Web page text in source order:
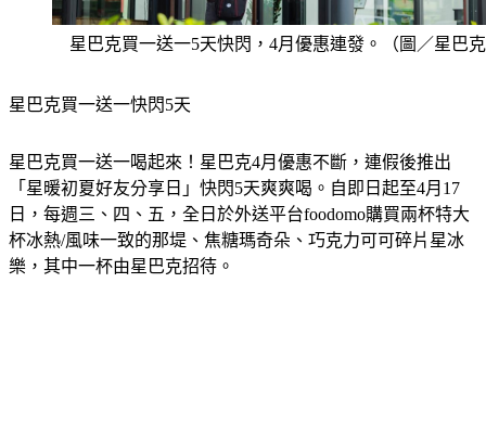
星巴克買一送一5天快閃，4月優惠連發。（圖／星巴
「星暖初夏好友分享日」快閃5天爽爽喝。自即日起至4月17
日，每週三、四、五，全日於外送平台foodomo購買兩杯特大
杯冰熱/風味一致的那堤、焦糖瑪奇朵、巧克力可可碎片星冰
樂，其中一杯由星巴克招待。